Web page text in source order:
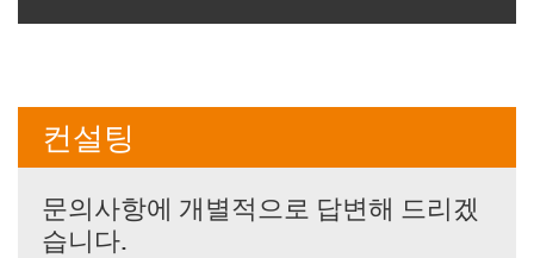
컨설팅
문의사항에 개별적으로 답변해 드리겠
습니다.